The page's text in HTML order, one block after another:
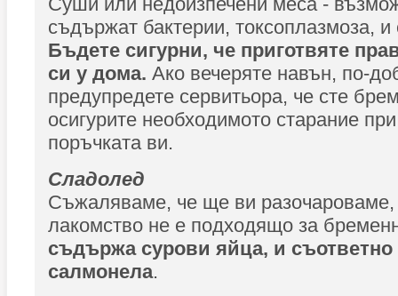
съдържат бактерии, токсоплазмоза,
Бъдете сигурни, че приготвяте
си у дома. Ако вечеряте навън, по-
предупредете сервитьора, че сте
осигурите необходимото старание
поръчката ви.
Сладолед
Съжаляваме, че ще ви
лакомство не е подходящо за
съдържа сурови яйца, и съответно
салмонела.